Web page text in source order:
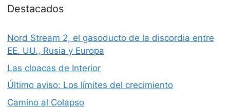
Destacados
Nord Stream 2, el gasoducto de la discordia entre
EE. UU., Rusia y Europa
Las cloacas de Interior
Último aviso: Los límites del crecimiento
Camino al Colapso